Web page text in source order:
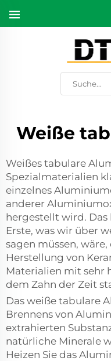
Weiße
Weißes tabulare
Spezialmaterialien
einzelnes
anderer
hergestellt wird.
Erste, was wir über
sagen müssen,
Herstellung von
Materialien mit sehr
dem Zahn der Zeit
Das weiße tabulare
Brennens von
extrahierten
natürliche Minerale
Heizen Sie das